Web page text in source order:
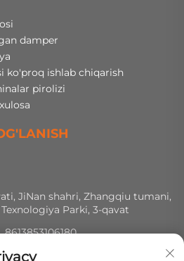
damper
ko'proq ishlab chiqarish
pirolizi
JiNan shahri, Zhangqiu tumani,
Parki, 3-qavat
8613853106180
(0) 531 8891 0288